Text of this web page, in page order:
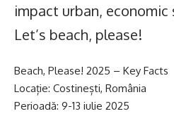
impact urban, economic
Let’s beach, please!
Beach, Please! 2025 – Key Facts
Locație: Costinești, România
Perioadă: 9-13 iulie 2025